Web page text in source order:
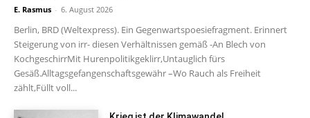
E. Rasmus - 6. August 2026
Berlin, BRD (Weltexpress). Ein Gegenwartspoesiefragment. Erinnert
Steigerung von irr- diesen Verhältnissen gemäß -An Blech von
KochgeschirrMit Hurenpolitikgeklirr,Untauglich fürs
Gesäß.Alltagsgefangenschaftsgewähr –Wo Rauch als Freiheit
zählt,Füllt voll...